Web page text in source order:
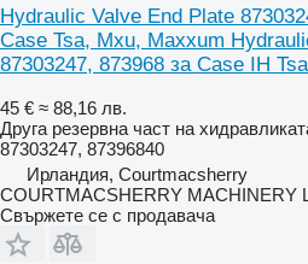
Hydraulic Valve End Plate
Case Tsa, Mxu, Maxxum
87303247, 873968 за Case IH
45 € ≈ 88,16 лв.
Друга резервна част на
87303247, 87396840
Ирландия, Courtmacsherry
COURTMACSHERRY MACHINERY
Свържете се с продавача